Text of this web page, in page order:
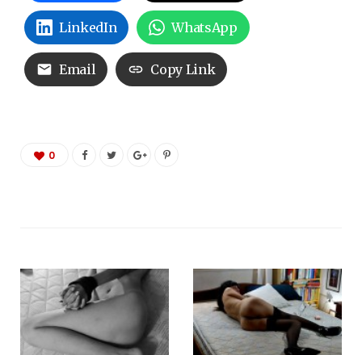
LinkedIn WhatsApp
Email Copy Link
0